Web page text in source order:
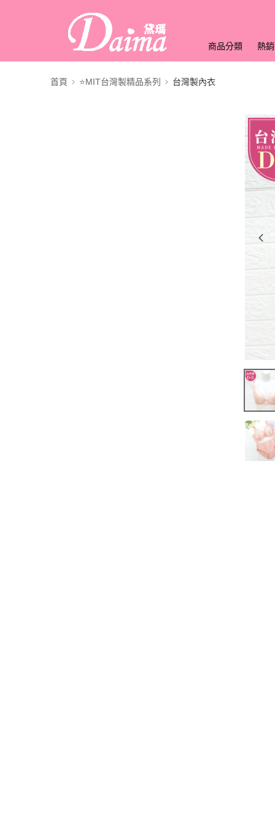
商品分類 熱
首頁 ⭐MIT台灣製精品系列 台灣製內衣